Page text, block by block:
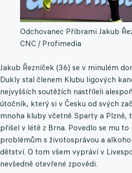
Odchovanec Příbrami Jakub
CNC / Profimedia
Jakub Řezníček (36) se v minulém
Dukly stal členem Klubu ligových
nejvyšších soutěžích nastříleli
útočník, který si v Česku od svých
mnoha kluby včetně Sparty a Plzně,
přišel v létě z Brna. Povedlo se mu
problémům s životosprávou a
dětství. O tom všem vypráví v
nevšedně otevřené zpovědi.